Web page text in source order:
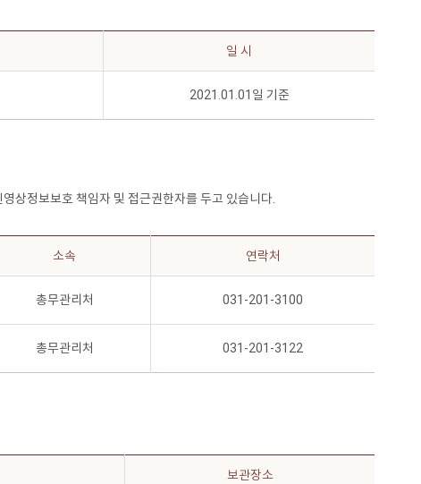
일 시
2021.01.01일 기준
상정보보호 책임자 및 접근권한자를 두고 있습니다.
소속 연락처
총무관리처 031-201-3100
총무관리처 031-201-3122
보관장소